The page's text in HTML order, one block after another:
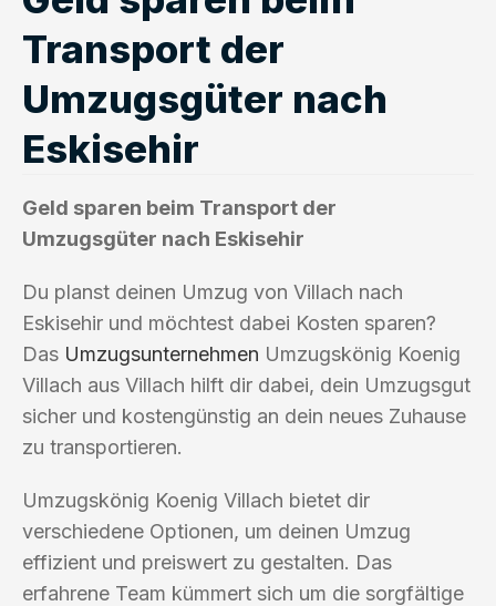
Transport der
Umzugsgüter nach
Eskisehir
Geld sparen beim Transport der
Umzugsgüter nach Eskisehir
Du planst deinen Umzug von Villach nach
Eskisehir und möchtest dabei Kosten sparen?
Das Umzugsunternehmen Umzugskönig Koenig
Villach aus Villach hilft dir dabei, dein Umzugsgut
sicher und kostengünstig an dein neues Zuhause
zu transportieren.
Umzugskönig Koenig Villach bietet dir
verschiedene Optionen, um deinen Umzug
effizient und preiswert zu gestalten. Das
erfahrene Team kümmert sich um die sorgfältige